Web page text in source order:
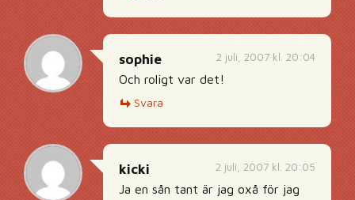
2 juli, 2007 kl. 20:04
sophie
Och roligt var det!
Svara
2 juli, 2007 kl. 20:05
kicki
Ja en sån tant är jag oxå för jag